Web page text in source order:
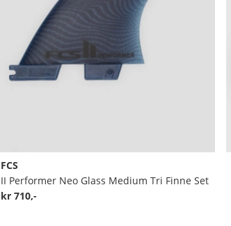
FCS
II Performer Neo Glass Medium Tri Finne Set
kr 710,-